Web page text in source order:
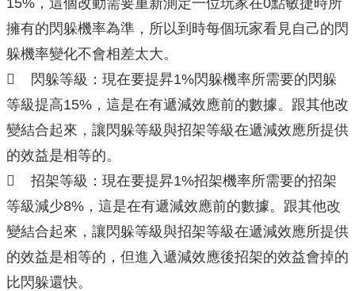
擁有的閃躲機率為準，所以到時每個玩家看見自己的閃
躲機率變化不會相差太大。
 閃躲等級：現在要提昇1%閃躲機率所需要的閃躲
等級提高15%，這是在有遞減效應前的數據。跟其他改
變結合起來，讓閃躲等級與招架等級在遞減效應所提供
的效益是相等的。
 招架等級：現在要提昇1%招架機率所需要的招架
等級減少8%，這是在有遞減效應前的數據。跟其他改
變結合起來，讓閃躲等級與招架等級在遞減效應所提供
的效益是相等的，但進入遞減效應後招架的效益會掉的
比閃躲還快。